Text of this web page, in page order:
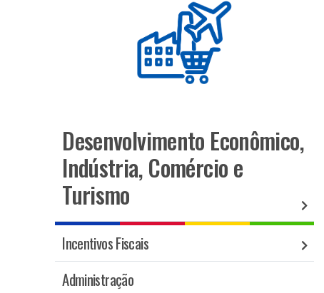
Desenvolvimento Econômico,
Indústria, Comércio e
Turismo
Incentivos Fiscais
Administração